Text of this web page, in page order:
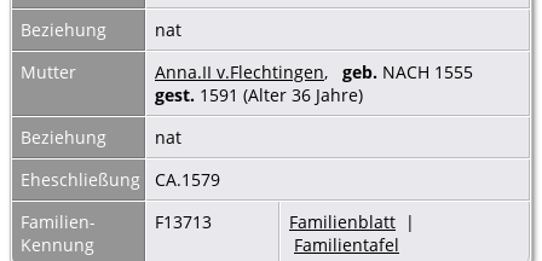
Beziehung
nat
Mutter
Anna.II v.Flechtingen, geb. NACH 1555
gest. 1591 (Alter 36 Jahre)
Beziehung
nat
Eheschließung
CA.1579
Familien-
Kennung
F13713 Familienblatt |
Familientafel